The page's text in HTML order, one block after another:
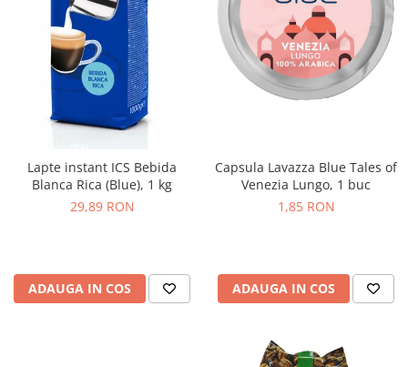
Lapte instant ICS Bebida
Blanca Rica (Blue), 1 kg
29,89 RON
ADAUGA IN COS
Capsula Lavazza Blue Tales of
Venezia Lungo, 1 buc
1,85 RON
ADAUGA IN COS